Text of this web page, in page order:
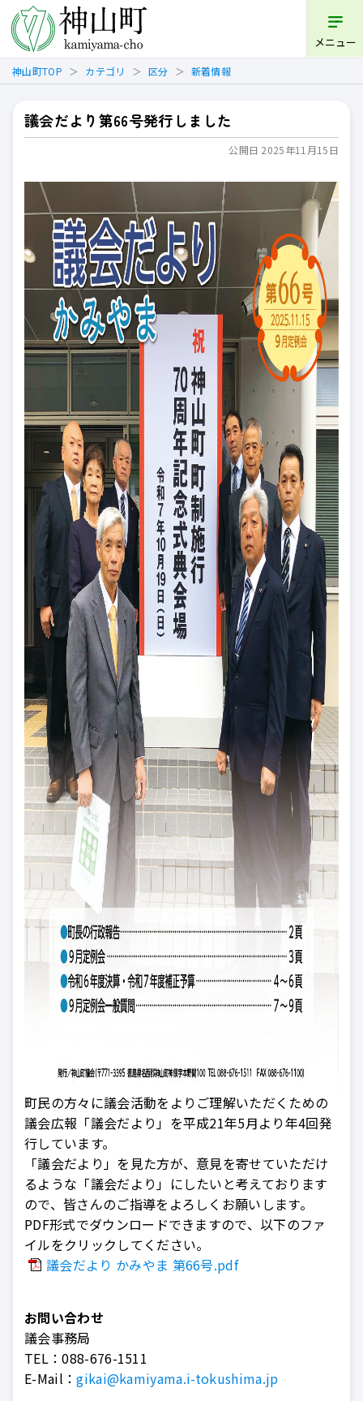
メニュー
神山町TOP カテゴリ 区分 新着情報
議会だより第66号発行しました
公開日 2025年11月15日
町民の方々に議会活動をよりご理解いただくための
議会広報「議会だより」を平成21年5月より年4回発
行しています。
「議会だより」を見た方が、意見を寄せていただけ
るような「議会だより」にしたいと考えております
ので、皆さんのご指導をよろしくお願いします。
PDF形式でダウンロードできますので、以下のファ
イルをクリックしてください。
議会だより かみやま 第66号.pdf
お問い合わせ
議会事務局
TEL：088-676-1511
E-Mail：gikai@kamiyama.i-tokushima.jp